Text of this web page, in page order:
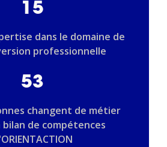
15
dans le domaine de
professionnelle
53
changent de métier
bilan de compétences